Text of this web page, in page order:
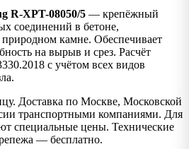
R-XPT-08050/5 — крепёжный
соединений в бетоне,
камне. Обеспечивает
на вырыв и срез. Расчёт
с учётом всех видов
Доставка по Москве, Московской
транспортными компаниями. Для
специальные цены. Технические
— бесплатно.